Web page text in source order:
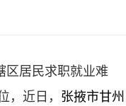
区居民求职就业难
，近日， 张掖市甘州